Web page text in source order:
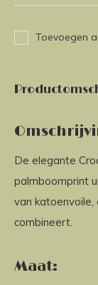
Toevoegen
De elegante
palmboomprint
van
combineert.
Maat: